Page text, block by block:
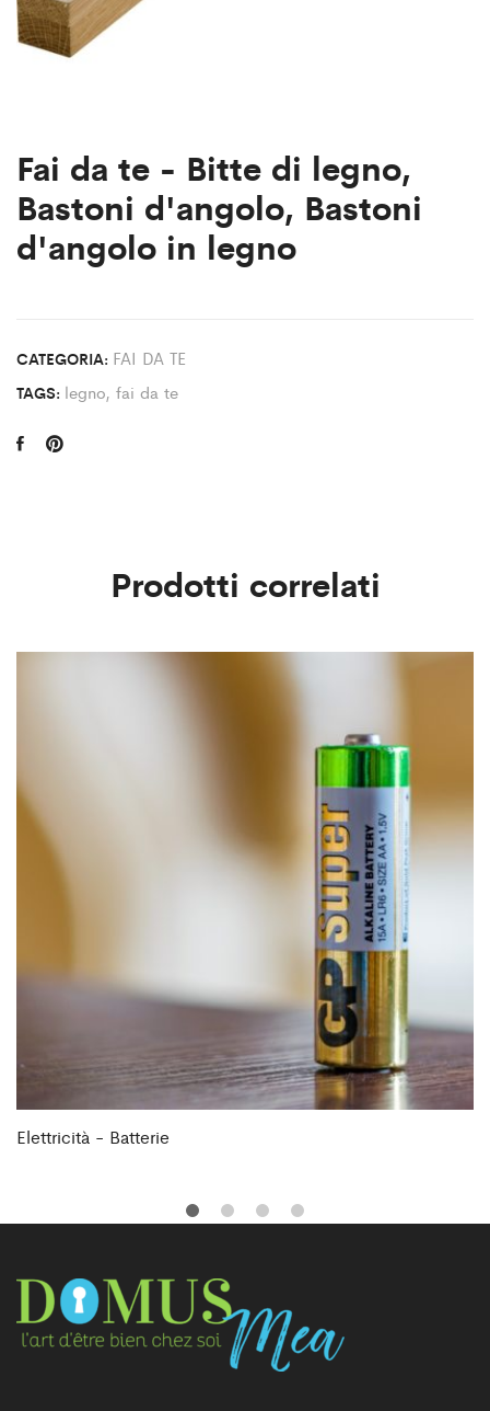
Fai da te - Bitte di legno,
Bastoni d'angolo, Bastoni
d'angolo in legno
CATEGORIA: FAI DA TE
TAGS: legno, fai da te
Prodotti correlati
Elettricità - Batterie